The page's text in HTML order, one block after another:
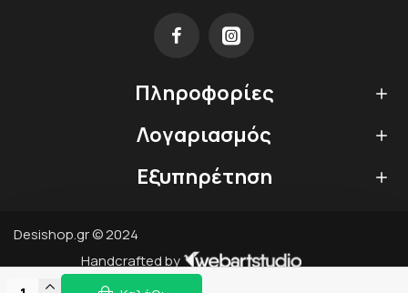
Πληροφορίες
Λογαριασμός
Εξυπηρέτηση
Desishop.gr © 2024
Handcrafted by